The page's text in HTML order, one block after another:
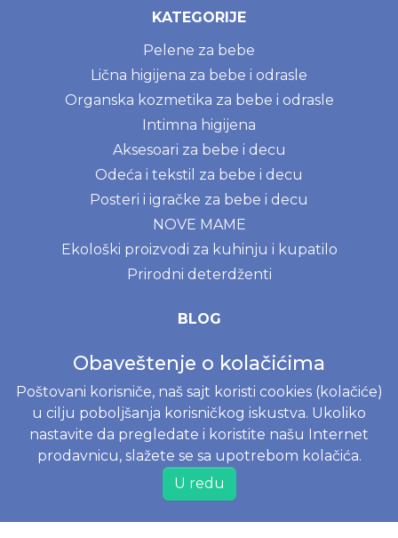
KATEGORIJE
Pelene za bebe
Lična higijena za bebe i odrasle
Organska kozmetika za bebe i odrasle
Intimna higijena
Aksesoari za bebe i decu
Odeća i tekstil za bebe i decu
Posteri i igračke za bebe i decu
NOVE MAME
Ekološki proizvodi za kuhinju i kupatilo
Prirodni deterdženti
BLOG
Menstrualna čašica - kompletni vodič za početnike
Prvi mesec sa bebom
Moony, Merries, Joone ili Besuper pelene? Vodič za
izbor pelena na www.joko.rs
INFORMACIJE
Obaveštenje o kolačićima
Poštovani korisniče, naš sajt koristi cookies (kolačiće)
u cilju poboljšanja korisničkog iskustva. Ukoliko
nastavite da pregledate i koristite našu Internet
prodavnicu, slažete se sa upotrebom kolačića.
U redu